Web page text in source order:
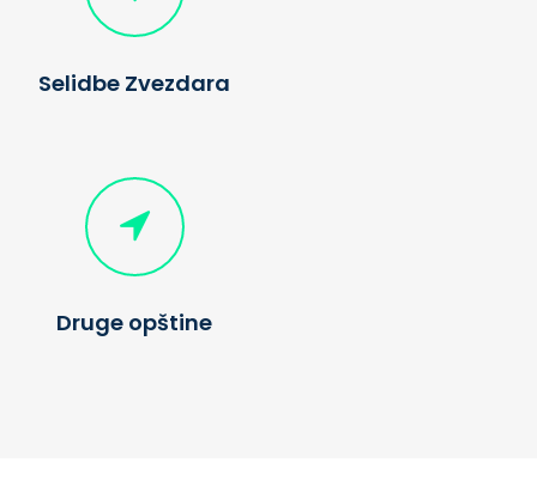
Selidbe Zvezdara
Druge opštine